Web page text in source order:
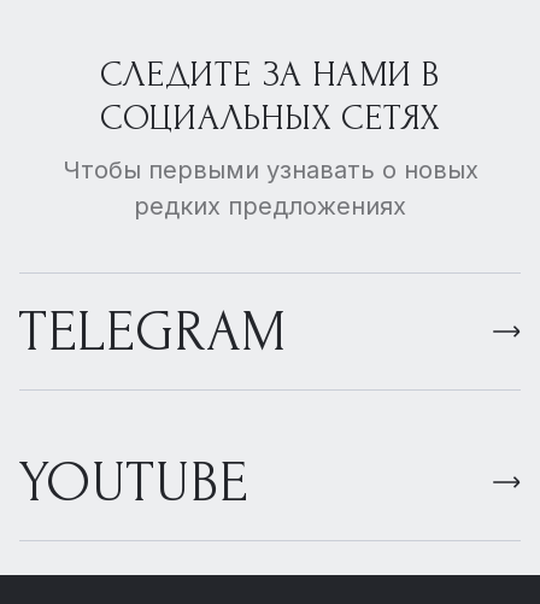
СЛЕДИТЕ ЗА НАМИ В
СОЦИАЛЬНЫХ СЕТЯХ
Чтобы первыми узнавать о новых
редких предложениях
TELEGRAM
YOUTUBE